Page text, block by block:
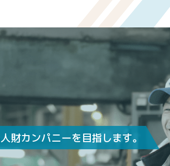
人財カンパニーを目指します。